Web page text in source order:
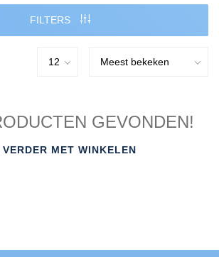
FILTERS
GEVONDEN!
VERDER MET WINKELEN